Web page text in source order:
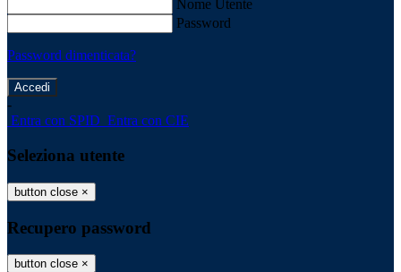
Nome Utente
Password
Password dimenticata?
-
Entra con SPID Entra con CIE
Seleziona utente
button close ×
Recupero password
button close ×